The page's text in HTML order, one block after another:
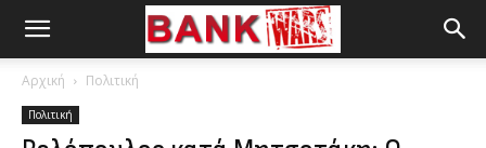
Αρχική Πολιτική
Πολιτική